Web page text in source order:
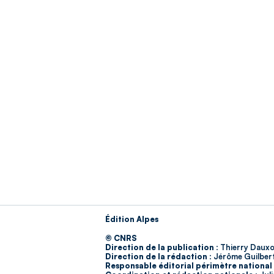
Édition Alpes
© CNRS
Direction de la publication : Thierry
Direction de la rédaction : Jérôme
Responsable éditorial périmètre national